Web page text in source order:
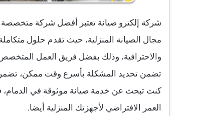
شركة إلكترو صيانة تعتبر أفضل شركة
مجال الصيانة المنزلية، حيث تقدم حلول
والاحترافية، وذلك بفضل فريق العمل
تضمن تحديد المشكلة بأسرع وقت ممكن، تضمن
كنت تبحث عن خدمة صيانة موثوقة في الدمام،
العمر الافتراضي لأجهزتك المنزلية أيضا.